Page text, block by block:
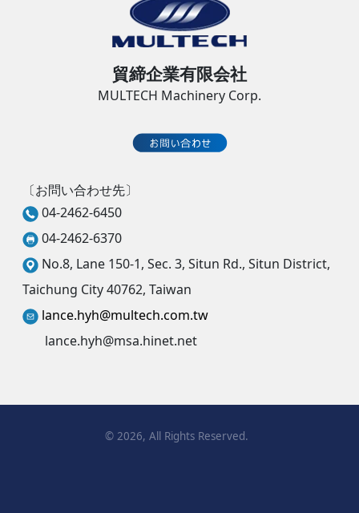
貿締企業有限会社
MULTECH Machinery Corp.
〔お問い合わせ先〕
04-2462-6450
04-2462-6370
No.8, Lane 150-1, Sec. 3, Situn Rd., Situn District,
Taichung City 40762, Taiwan
lance.hyh@multech.com.tw
lance.hyh@msa.hinet.net
© 2026, All Rights Reserved.